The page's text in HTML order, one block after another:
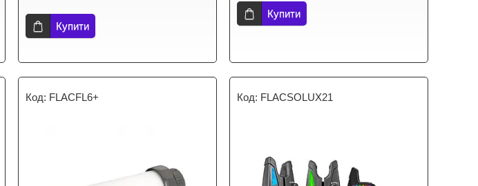
Купити
Купити
FLACFL6+ FLACSOLUX21